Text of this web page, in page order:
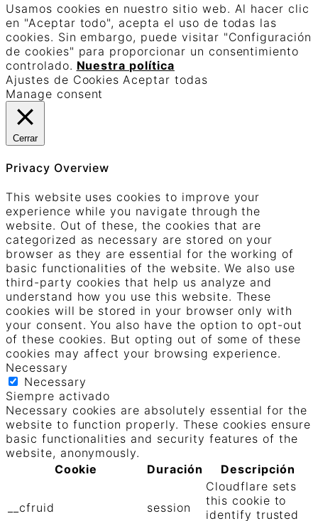
Usamos cookies en nuestro sitio web. Al hacer clic
en "Aceptar todo", acepta el uso de todas las
cookies. Sin embargo, puede visitar "Configuración
de cookies" para proporcionar un consentimiento
controlado. Nuestra política
Ajustes de Cookies Aceptar todas
Manage consent
Cerrar
Privacy Overview
This website uses cookies to improve your
experience while you navigate through the
website. Out of these, the cookies that are
categorized as necessary are stored on your
browser as they are essential for the working of
basic functionalities of the website. We also use
third-party cookies that help us analyze and
understand how you use this website. These
cookies will be stored in your browser only with
your consent. You also have the option to opt-out
of these cookies. But opting out of some of these
cookies may affect your browsing experience.
Necessary
Necessary
Siempre activado
Necessary cookies are absolutely essential for the
website to function properly. These cookies ensure
basic functionalities and security features of the
website, anonymously.
Cookie
Duración Descripción
__cfruid session
Cloudflare sets
this cookie to
identify trusted